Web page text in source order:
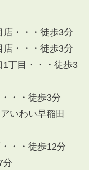
店・・・徒歩3分
店・・・徒歩3分
1丁目・・・徒歩3
・・徒歩3分
いわい早稲田
・・徒歩12分
分